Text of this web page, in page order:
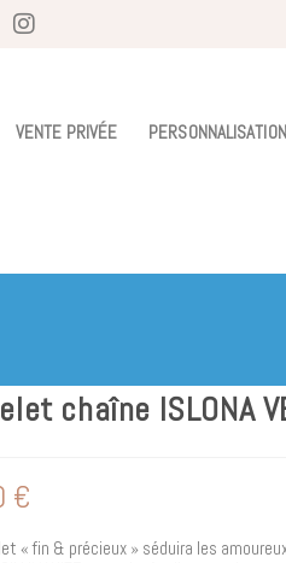
VENTE PRIVÉE PERSONNALISATION
chaîne ISLONA
€
« fin & précieux » séduira les